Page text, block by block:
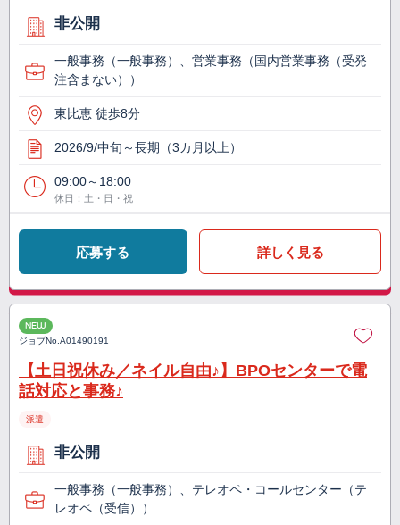
非公開
一般事務（一般事務）、営業事務（国内営業事務（受発
注含まない））
東比恵 徒歩8分
2026/9/中旬～長期（3カ月以上）
09:00～18:00
休日：土・日・祝
応募する 詳しく見る
NEW
ジョブNo.A01490191
【土日祝休み／ネイル自由♪】BPOセンターで電
話対応と事務♪
派遣
非公開
一般事務（一般事務）、テレオペ・コールセンター（テ
レオペ（受信））